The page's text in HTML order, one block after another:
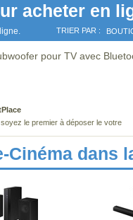
acheter en
TRIER PAR :
pour TV avec
le premier à déposer le votre
Cinéma dans